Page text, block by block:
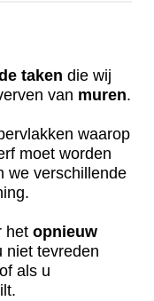
taken die wij
van muren.
waarop
moet worden
we verschillende
het opnieuw
niet tevreden
of als u